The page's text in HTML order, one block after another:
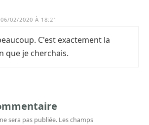
06/02/2020 À 18:21
C'est exactement la
que je cherchais.
sera pas publiée. Les champs